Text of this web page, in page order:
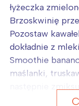
łyżeczka
Brzoskwinię
Pozostaw
dokładnie z
Smoothie
maślanki,